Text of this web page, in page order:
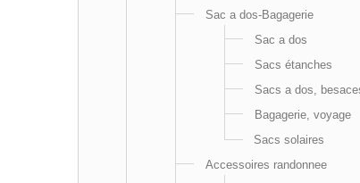
Sac a dos-Bagagerie
Sac a dos
Sacs étanches
Sacs a dos,
Bagagerie, voyage
Sacs solaires
Accessoires randonnee